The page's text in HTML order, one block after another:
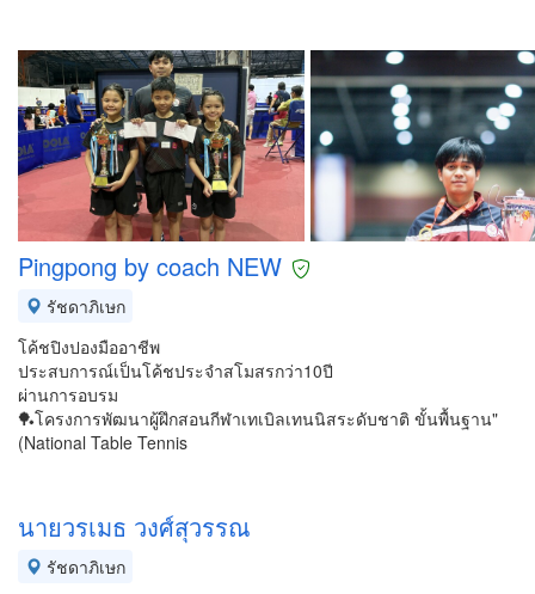
Pingpong by coach NEW
รัชดาภิเษก
โค้ชปิงปองมืออาชีพ
ประสบการณ์เป็นโค้ชประจำสโมสรกว่า10ปี
ผ่านการอบรม
🏓โครงการพัฒนาผู้ฝึกสอนกีฬาเทเบิลเทนนิสระดับชาติ ขั้นพื้นฐาน"
(National Table Tennis
นายวรเมธ วงศ์สุวรรณ
รัชดาภิเษก